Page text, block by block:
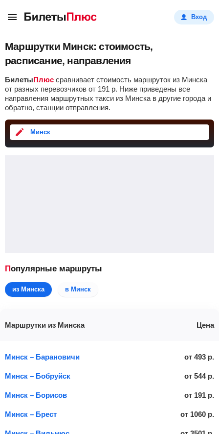
Вход
Маршрутки Минск: стоимость,
расписание, направления
БилетыПлюс сравнивает стоимость маршруток из Минска
от разных перевозчиков от 191 р. Ниже приведены все
направления маршрутных такси из Минска в другие города и
обратно, станции отправления.
Минск
Популярные маршруты
из Минска в Минск
Маршрутки из Минска Цена
Минск – Барановичи от 493 р.
Минск – Бобруйск от 544 р.
Минск – Борисов от 191 р.
Минск – Брест от 1060 р.